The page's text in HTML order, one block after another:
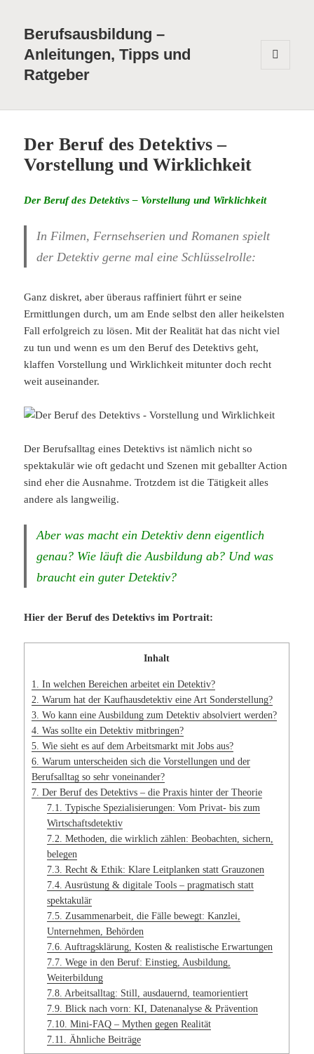
Berufsausbildung –
Anleitungen, Tipps und
Ratgeber
Der Beruf des Detektivs –
Vorstellung und Wirklichkeit
Der Beruf des Detektivs – Vorstellung und Wirklichkeit
In Filmen, Fernsehserien und Romanen spielt
der Detektiv gerne mal eine Schlüsselrolle:
Ganz diskret, aber überaus raffiniert führt er seine
Ermittlungen durch, um am Ende selbst den aller heikelsten
Fall erfolgreich zu lösen. Mit der Realität hat das nicht viel
zu tun und wenn es um den Beruf des Detektivs geht,
klaffen Vorstellung und Wirklichkeit mitunter doch recht
weit auseinander.
Der Berufsalltag eines Detektivs ist nämlich nicht so
spektakulär wie oft gedacht und Szenen mit geballter Action
sind eher die Ausnahme. Trotzdem ist die Tätigkeit alles
andere als langweilig.
Aber was macht ein Detektiv denn eigentlich
genau? Wie läuft die Ausbildung ab? Und was
braucht ein guter Detektiv?
Hier der Beruf des Detektivs im Portrait:
Inhalt
1.
In welchen Bereichen arbeitet ein Detektiv?
2. Warum hat der Kaufhausdetektiv eine Art Sonderstellung?
3. Wo kann eine Ausbildung zum Detektiv absolviert werden?
4. Was sollte ein Detektiv mitbringen?
5. Wie sieht es auf dem Arbeitsmarkt mit Jobs aus?
6. Warum unterscheiden sich die Vorstellungen und der
Berufsalltag so sehr voneinander?
7. Der Beruf des Detektivs – die Praxis hinter der Theorie
7.1.
Typische Spezialisierungen: Vom Privat- bis zum
Wirtschaftsdetektiv
7.2. Methoden, die wirklich zählen: Beobachten, sichern,
belegen
7.3. Recht & Ethik: Klare Leitplanken statt Grauzonen
7.4. Ausrüstung & digitale Tools – pragmatisch statt
spektakulär
7.5. Zusammenarbeit, die Fälle bewegt: Kanzlei,
Unternehmen, Behörden
7.6. Auftragsklärung, Kosten & realistische Erwartungen
7.7. Wege in den Beruf: Einstieg, Ausbildung,
Weiterbildung
7.8. Arbeitsalltag: Still, ausdauernd, teamorientiert
7.9. Blick nach vorn: KI, Datenanalyse & Prävention
7.10. Mini-FAQ – Mythen gegen Realität
7.11.
Ähnliche Beiträge